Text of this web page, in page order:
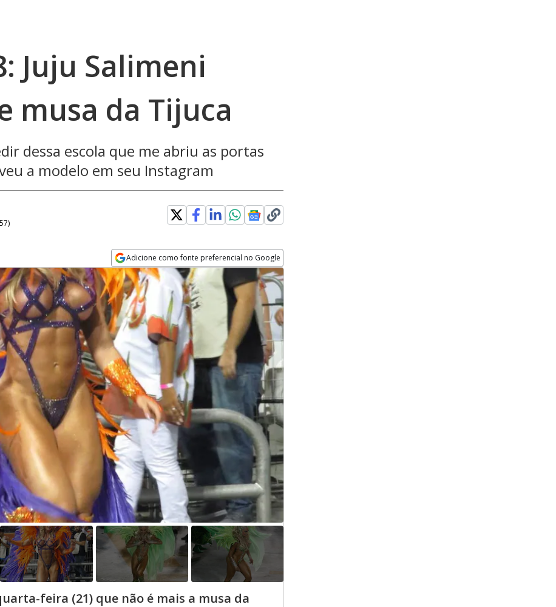
Juju Salimeni
musa da Tijuca
dessa escola que me abriu as portas
a modelo em seu Instagram
)
Adicione como fonte preferencial no Google
Opens in new window
feira (21) que não é mais a musa da